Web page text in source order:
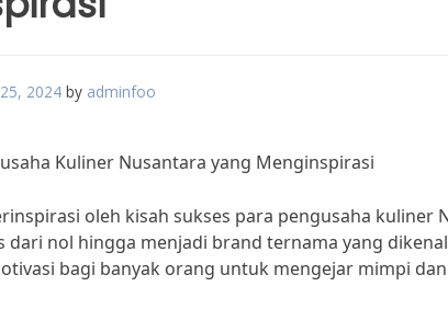
2024 by adminfoo
Kuliner Nusantara yang Menginspirasi
oleh kisah sukses para pengusaha kuliner
dari nol hingga menjadi brand ternama yang
bagi banyak orang untuk mengejar mimpi